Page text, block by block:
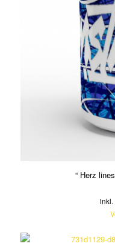
“ Herz
inkl.